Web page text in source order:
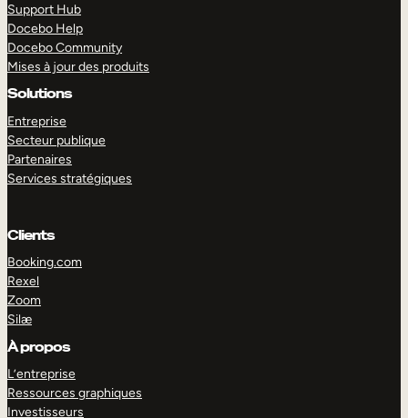
Support Hub
Docebo Help
Docebo Community
Mises à jour des produits
Solutions
Entreprise
Secteur publique
Partenaires
Services stratégiques
Clients
Booking.com
Rexel
Zoom
Silæ
À propos
L’entreprise
Ressources graphiques
Investisseurs